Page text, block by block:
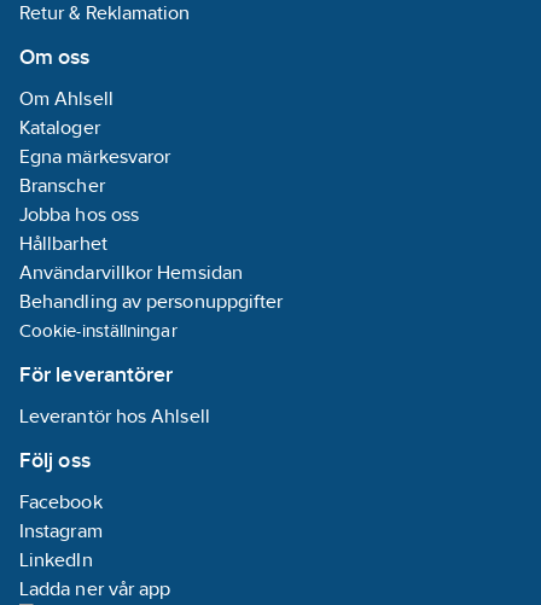
Retur & Reklamation
Om oss
Om Ahlsell
Kataloger
Egna märkesvaror
Branscher
Jobba hos oss
Hållbarhet
Användarvillkor Hemsidan
Behandling av personuppgifter
Cookie-inställningar
För leverantörer
Leverantör hos Ahlsell
Följ oss
Facebook
Instagram
LinkedIn
Ladda ner vår app